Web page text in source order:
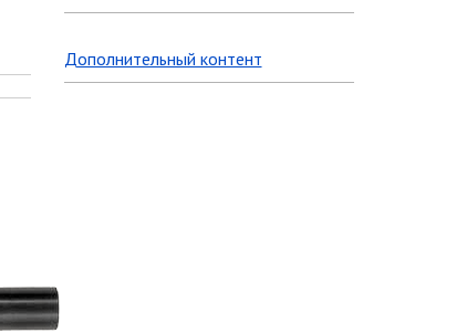
Дополнительный контент